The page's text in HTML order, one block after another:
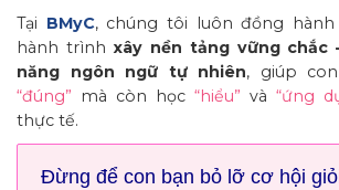
Tại BMyC, chúng tôi luôn đồng
hành trình xây nền tảng vững chắc
năng ngôn ngữ tự nhiên, giúp
“đúng” mà còn học “hiểu” và “ứng
thực tế.
Đừng để con bạn bỏ lỡ cơ hội